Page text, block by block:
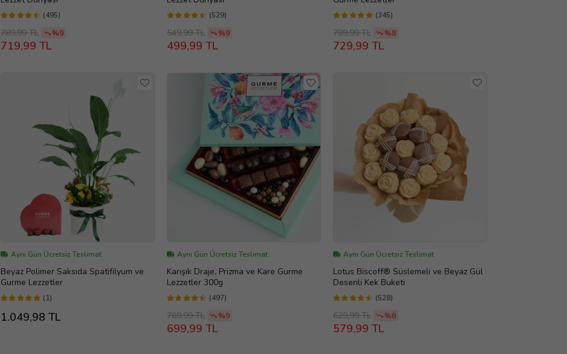
(495)
789,99 TL %9
719,99 TL
(529)
549,99 TL %9
499,99 TL
(345)
789,99 TL %8
729,99 TL
Aynı Gün Ücretsiz Teslimat
Beyaz Polimer Saksıda Spatifilyum ve
Gurme Lezzetler
(1)
1.049,98 TL
Aynı Gün Ücretsiz Teslimat
Karışık Draje, Prizma ve Kare Gurme
Lezzetler 300g
(497)
769,99 TL %9
699,99 TL
Aynı Gün Ücretsiz Teslimat
Lotus Biscoff® Süslemeli ve Beyaz Gül
Desenli Kek Buketi
(528)
629,99 TL %8
579,99 TL